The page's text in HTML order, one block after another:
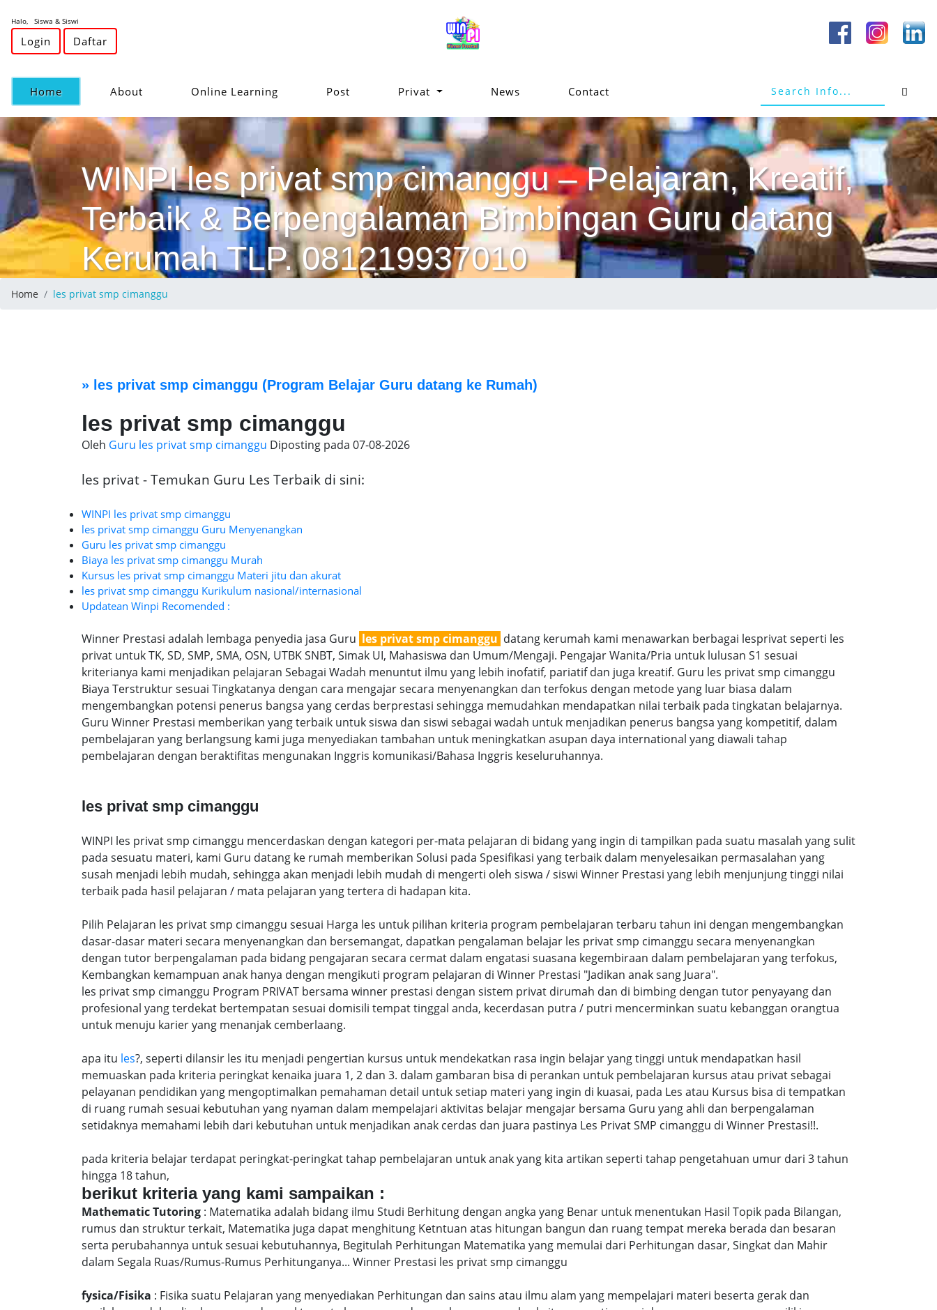
Halo, Siswa & Siswi
Login Daftar
Home(current) About Online Learning Post Privat News Contact
WINPI les privat smp cimanggu – Pelajaran, Kreatif,
Terbaik & Berpengalaman Bimbingan Guru datang
Kerumah TLP. 081219937010
Home les privat smp cimanggu
» les privat smp cimanggu (Program Belajar Guru datang ke Rumah)
les privat smp cimanggu
Oleh Guru les privat smp cimanggu Diposting pada 07-08-2026
les privat - Temukan Guru Les Terbaik di sini:
WINPI les privat smp cimanggu
les privat smp cimanggu Guru Menyenangkan
Guru les privat smp cimanggu
Biaya les privat smp cimanggu Murah
Kursus les privat smp cimanggu Materi jitu dan akurat
les privat smp cimanggu Kurikulum nasional/internasional
Updatean Winpi Recomended :
Winner Prestasi adalah lembaga penyedia jasa Guru les privat smp cimanggu datang kerumah kami menawarkan berbagai lesprivat seperti les
privat untuk TK, SD, SMP, SMA, OSN, UTBK SNBT, Simak UI, Mahasiswa dan Umum/Mengaji. Pengajar Wanita/Pria untuk lulusan S1 sesuai
kriterianya kami menjadikan pelajaran Sebagai Wadah menuntut ilmu yang lebih inofatif, pariatif dan juga kreatif. Guru les privat smp cimanggu
Biaya Terstruktur sesuai Tingkatanya dengan cara mengajar secara menyenangkan dan terfokus dengan metode yang luar biasa dalam
mengembangkan potensi penerus bangsa yang cerdas berprestasi sehingga memudahkan mendapatkan nilai terbaik pada tingkatan belajarnya.
Guru Winner Prestasi memberikan yang terbaik untuk siswa dan siswi sebagai wadah untuk menjadikan penerus bangsa yang kompetitif, dalam
pembelajaran yang berlangsung kami juga menyediakan tambahan untuk meningkatkan asupan daya international yang diawali tahap
pembelajaran dengan beraktifitas mengunakan Inggris komunikasi/Bahasa Inggris keseluruhannya.
les privat smp cimanggu
WINPI les privat smp cimanggu mencerdaskan dengan kategori per-mata pelajaran di bidang yang ingin di tampilkan pada suatu masalah yang sulit
pada sesuatu materi, kami Guru datang ke rumah memberikan Solusi pada Spesifikasi yang terbaik dalam menyelesaikan permasalahan yang
susah menjadi lebih mudah, sehingga akan menjadi lebih mudah di mengerti oleh siswa / siswi Winner Prestasi yang lebih menjunjung tinggi nilai
terbaik pada hasil pelajaran / mata pelajaran yang tertera di hadapan kita.
Pilih Pelajaran les privat smp cimanggu sesuai Harga les untuk pilihan kriteria program pembelajaran terbaru tahun ini dengan mengembangkan
dasar-dasar materi secara menyenangkan dan bersemangat, dapatkan pengalaman belajar les privat smp cimanggu secara menyenangkan
dengan tutor berpengalaman pada bidang pengajaran secara cermat dalam engatasi suasana kegembiraan dalam pembelajaran yang terfokus,
Kembangkan kemampuan anak hanya dengan mengikuti program pelajaran di Winner Prestasi "Jadikan anak sang Juara".
les privat smp cimanggu Program PRIVAT bersama winner prestasi dengan sistem privat dirumah dan di bimbing dengan tutor penyayang dan
profesional yang terdekat bertempatan sesuai domisili tempat tinggal anda, kecerdasan putra / putri mencerminkan suatu kebanggan orangtua
untuk menuju karier yang menanjak cemberlaang.
apa itu les?, seperti dilansir les itu menjadi pengertian kursus untuk mendekatkan rasa ingin belajar yang tinggi untuk mendapatkan hasil
memuaskan pada kriteria peringkat kenaika juara 1, 2 dan 3. dalam gambaran bisa di perankan untuk pembelajaran kursus atau privat sebagai
pelayanan pendidikan yang mengoptimalkan pemahaman detail untuk setiap materi yang ingin di kuasai, pada Les atau Kursus bisa di tempatkan
di ruang rumah sesuai kebutuhan yang nyaman dalam mempelajari aktivitas belajar mengajar bersama Guru yang ahli dan berpengalaman
setidaknya memahami lebih dari kebutuhan untuk menjadikan anak cerdas dan juara pastinya Les Privat SMP cimanggu di Winner Prestasi!!.
pada kriteria belajar terdapat peringkat-peringkat tahap pembelajaran untuk anak yang kita artikan seperti tahap pengetahuan umur dari 3 tahun
hingga 18 tahun,
berikut kriteria yang kami sampaikan :
Mathematic Tutoring : Matematika adalah bidang ilmu Studi Berhitung dengan angka yang Benar untuk menentukan Hasil Topik pada Bilangan,
rumus dan struktur terkait, Matematika juga dapat menghitung Ketntuan atas hitungan bangun dan ruang tempat mereka berada dan besaran
serta perubahannya untuk sesuai kebutuhannya, Begitulah Perhitungan Matematika yang memulai dari Perhitungan dasar, Singkat dan Mahir
dalam Segala Ruas/Rumus-Rumus Perhitunganya... Winner Prestasi les privat smp cimanggu
fysica/Fisika : Fisika suatu Pelajaran yang menyediakan Perhitungan dan sains atau ilmu alam yang mempelajari materi beserta gerak dan